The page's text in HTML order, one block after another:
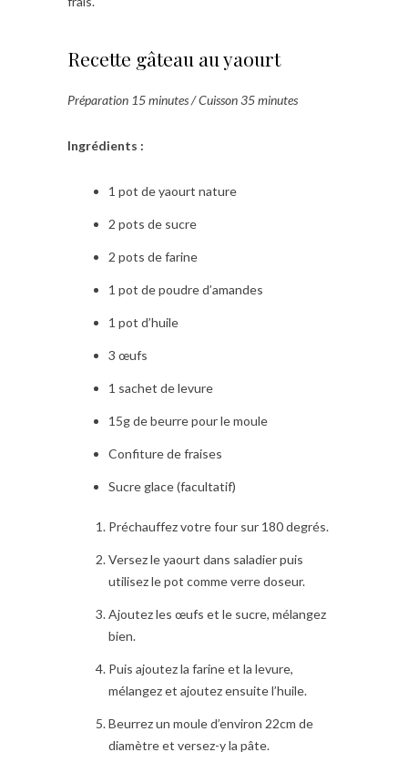
Recette gâteau au yaourt
Préparation 15 minutes / Cuisson 35 minutes
Ingrédients :
1 pot de yaourt nature
2 pots de sucre
2 pots de farine
1 pot de poudre d’amandes
1 pot d’huile
3 œufs
1 sachet de levure
15g de beurre pour le moule
Confiture de fraises
Sucre glace (facultatif)
Préchauffez votre four sur 180 degrés.
Versez le yaourt dans saladier puis
utilisez le pot comme verre doseur.
Ajoutez les œufs et le sucre, mélangez
bien.
Puis ajoutez la farine et la levure,
mélangez et ajoutez ensuite l’huile.
Beurrez un moule d’environ 22cm de
diamètre et versez-y la pâte.